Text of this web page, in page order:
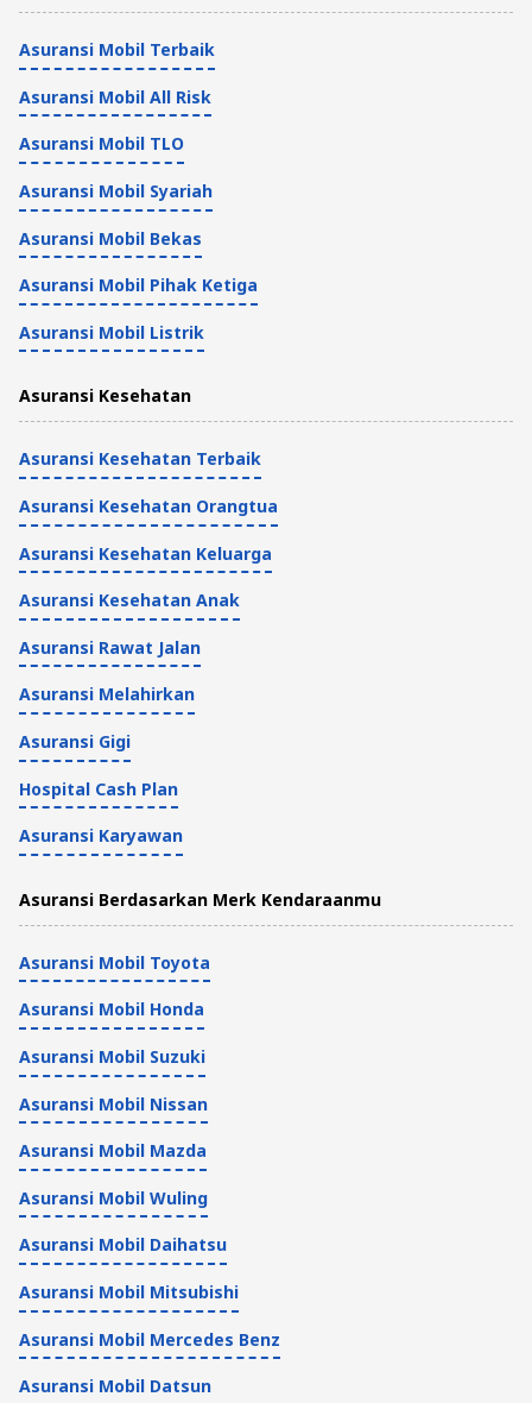
Asuransi
7 Menit
Daftar 20 Istilah Dalam Asuransi yang
4 Menit
Manfaat Asuransi Bisnis, Risiko yang
Ditanggung, dan Produknya
Asuransi
Asuransi Mobil Terbaik
Asuransi Mobil All Risk
Asuransi Mobil TLO
Asuransi Mobil Syariah
Asuransi Mobil Bekas
Asuransi Mobil Pihak Ketiga
Asuransi Mobil Listrik
Asuransi Kesehatan
Asuransi Kesehatan Terbaik
Asuransi Kesehatan Orangtua
Asuransi Kesehatan Keluarga
Asuransi Kesehatan Anak
Asuransi Rawat Jalan
Asuransi Melahirkan
Asuransi Gigi
Hospital Cash Plan
Asuransi Karyawan
Asuransi Berdasarkan Merk Kendaraanmu
Asuransi Mobil Toyota
Asuransi Mobil Honda
Asuransi Mobil Suzuki
Asuransi Mobil Nissan
Asuransi Mobil Mazda
Asuransi Mobil Wuling
Asuransi Mobil Daihatsu
Asuransi Mobil Mitsubishi
Asuransi Mobil Mercedes Benz
Asuransi Mobil Datsun